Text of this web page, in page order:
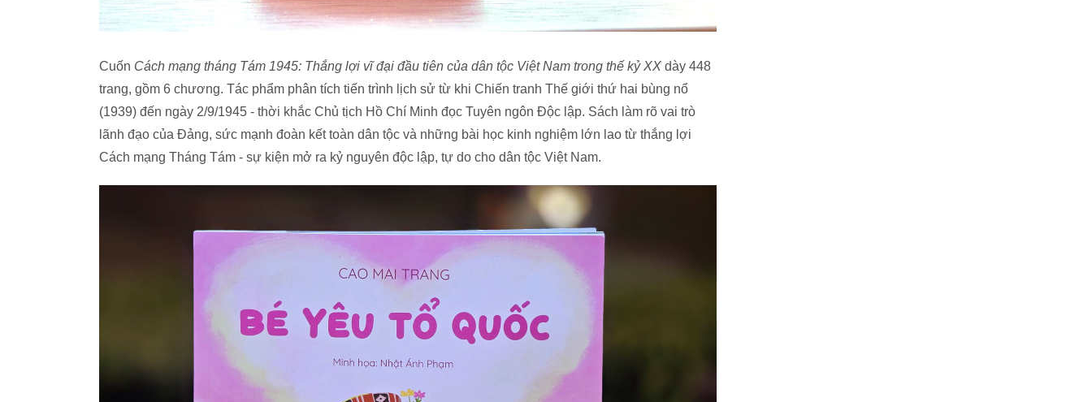
Cuốn Cách mạng tháng Tám 1945: Thắng lợi vĩ đại đầu tiên của dân tộc Việt Nam trong thế kỷ XX dày 448
trang, gồm 6 chương. Tác phẩm phân tích tiến trình lịch sử từ khi Chiến tranh Thế giới thứ hai bùng nổ
(1939) đến ngày 2/9/1945 - thời khắc Chủ tịch Hồ Chí Minh đọc Tuyên ngôn Độc lập. Sách làm rõ vai trò
lãnh đạo của Đảng, sức mạnh đoàn kết toàn dân tộc và những bài học kinh nghiệm lớn lao từ thắng lợi
Cách mạng Tháng Tám - sự kiện mở ra kỷ nguyên độc lập, tự do cho dân tộc Việt Nam.